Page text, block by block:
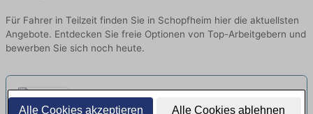
Alle Cookies akzeptieren Alle Cookies ablehnen
Für Fahrer in Teilzeit finden Sie in Schopfheim hier die aktuellsten
Angebote. Entdecken Sie freie Optionen von Top-Arbeitgebern und
bewerben Sie sich noch heute.
BERUFSKRAFTFAHRER (m/w/d)